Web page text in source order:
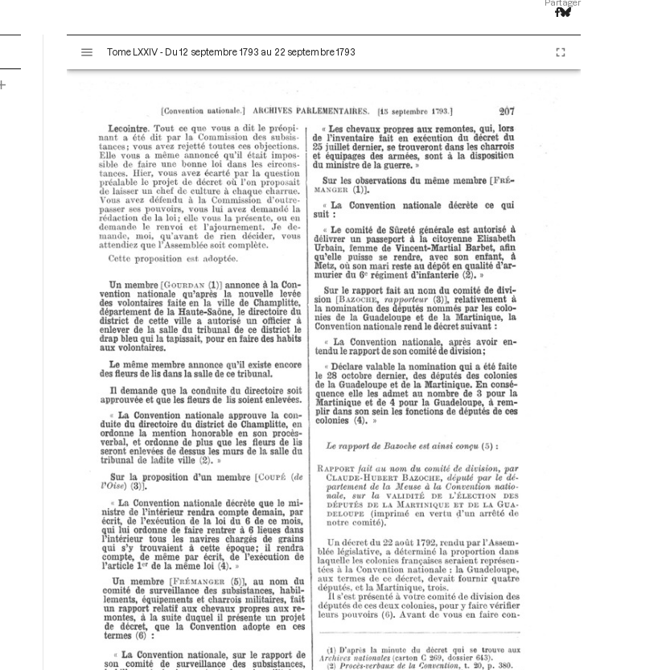
s
Tome LXXIV - Du 12 septembre 1793 au 22 septembre 1793